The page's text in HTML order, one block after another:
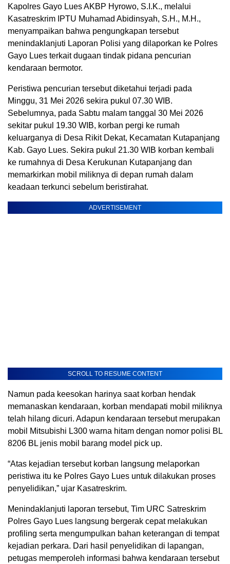
Kapolres Gayo Lues AKBP Hyrowo, S.I.K., melalui
Kasatreskrim IPTU Muhamad Abidinsyah, S.H., M.H.,
menyampaikan bahwa pengungkapan tersebut
menindaklanjuti Laporan Polisi yang dilaporkan ke Polres
Gayo Lues terkait dugaan tindak pidana pencurian
kendaraan bermotor.
Peristiwa pencurian tersebut diketahui terjadi pada
Minggu, 31 Mei 2026 sekira pukul 07.30 WIB.
Sebelumnya, pada Sabtu malam tanggal 30 Mei 2026
sekitar pukul 19.30 WIB, korban pergi ke rumah
keluarganya di Desa Rikit Dekat, Kecamatan Kutapanjang
Kab. Gayo Lues. Sekira pukul 21.30 WIB korban kembali
ke rumahnya di Desa Kerukunan Kutapanjang dan
memarkirkan mobil miliknya di depan rumah dalam
keadaan terkunci sebelum beristirahat.
ADVERTISEMENT
SCROLL TO RESUME CONTENT
Namun pada keesokan harinya saat korban hendak
memanaskan kendaraan, korban mendapati mobil miliknya
telah hilang dicuri. Adapun kendaraan tersebut merupakan
mobil Mitsubishi L300 warna hitam dengan nomor polisi BL
8206 BL jenis mobil barang model pick up.
“Atas kejadian tersebut korban langsung melaporkan
peristiwa itu ke Polres Gayo Lues untuk dilakukan proses
penyelidikan,” ujar Kasatreskrim.
Menindaklanjuti laporan tersebut, Tim URC Satreskrim
Polres Gayo Lues langsung bergerak cepat melakukan
profiling serta mengumpulkan bahan keterangan di tempat
kejadian perkara. Dari hasil penyelidikan di lapangan,
petugas memperoleh informasi bahwa kendaraan tersebut